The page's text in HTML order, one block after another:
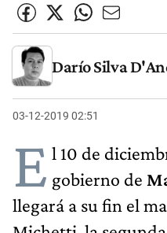
Darío Silva
03-12-2019 02:51
E l 10 de
gobierno de
llegará a su fin el